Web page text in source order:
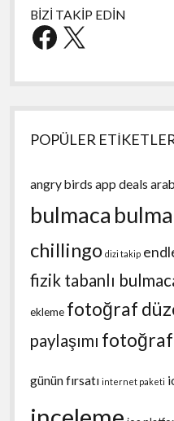
BİZİ TAKİP EDİN
Facebook
X
POPÜLER
angry birds app deals
bulmaca
chillingo dizi takip
fizik tabanlı
ekleme fotoğraf
paylaşımı
günün fırsatı internet paketi